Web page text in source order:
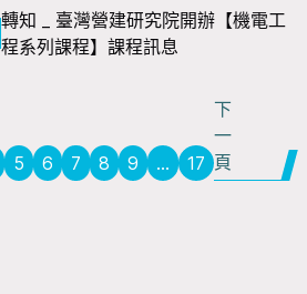
轉知 _ 臺灣營建研究院開辦【機電工
程系列課程】課程訊息
5 6 7 8 9 ... 17
下
一
頁